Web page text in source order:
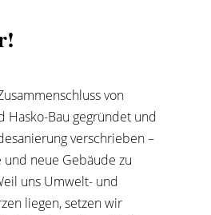
von
Hasko-Bau gegründet und
verschrieben –
neue Gebäude zu
uns Umwelt- und
liegen, setzen wir